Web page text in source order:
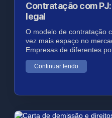
Contratação com
legal
O modelo de contratação
vez mais espaço no
Empresas de diferentes
Continuar lendo